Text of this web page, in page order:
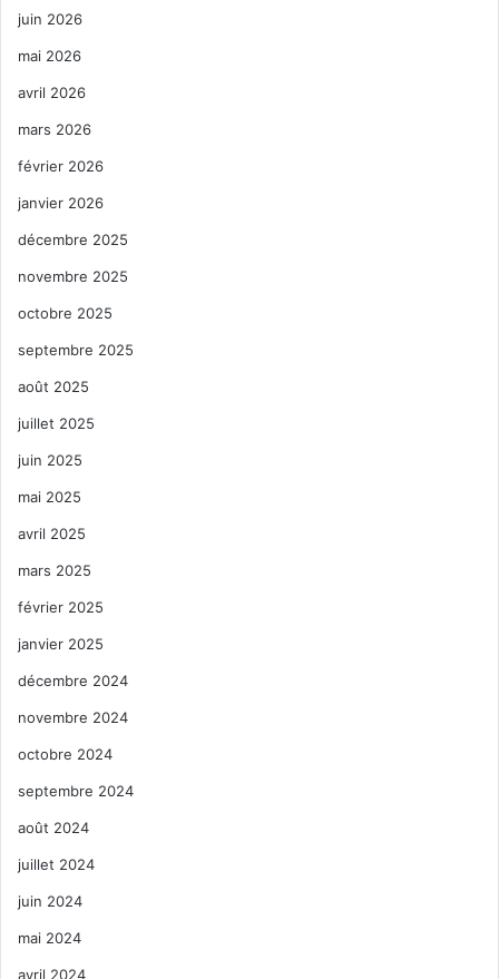
juin 2026
mai 2026
avril 2026
mars 2026
février 2026
janvier 2026
décembre 2025
novembre 2025
octobre 2025
septembre 2025
août 2025
juillet 2025
juin 2025
mai 2025
avril 2025
mars 2025
février 2025
janvier 2025
décembre 2024
novembre 2024
octobre 2024
septembre 2024
août 2024
juillet 2024
juin 2024
mai 2024
avril 2024